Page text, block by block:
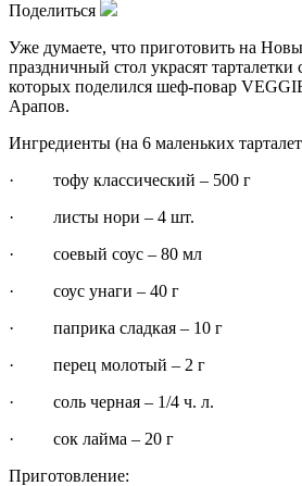
Поделиться
Уже думаете, что приготовить на
праздничный стол украсят
которых поделился шеф-повар
Арапов.
Ингредиенты (на 6 маленьких
· тофу классический – 500 г
· листы нори – 4 шт.
· соевый соус – 80 мл
· соус унаги – 40 г
· паприка сладкая – 10 г
· перец молотый – 2 г
· соль черная – 1/4 ч. л.
· сок лайма – 20 г
Приготовление: